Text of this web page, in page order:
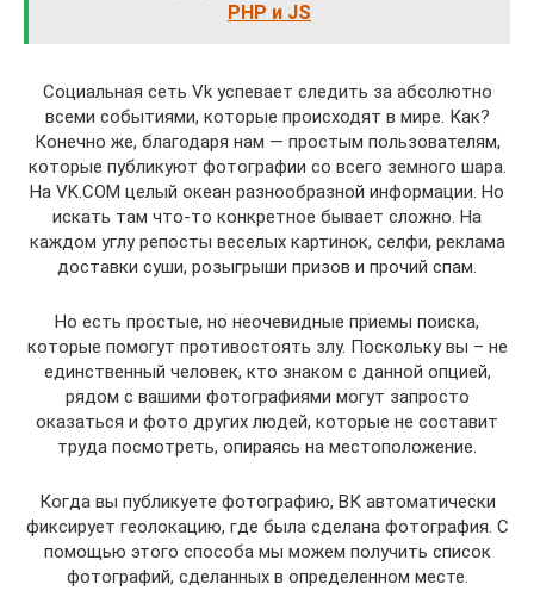
PHP и JS
Социальная сеть Vk успевает следить за абсолютно
всеми событиями, которые происходят в мире. Как?
Конечно же, благодаря нам — простым пользователям,
которые публикуют фотографии со всего земного шара.
На VK.COM целый океан разнообразной информации. Но
искать там что-то конкретное бывает сложно. На
каждом углу репосты веселых картинок, селфи, реклама
доставки суши, розыгрыши призов и прочий спам.
Но есть простые, но неочевидные приемы поиска,
которые помогут противостоять злу. Поскольку вы – не
единственный человек, кто знаком с данной опцией,
рядом с вашими фотографиями могут запросто
оказаться и фото других людей, которые не составит
труда посмотреть, опираясь на местоположение.
Когда вы публикуете фотографию, ВК автоматически
фиксирует геолокацию, где была сделана фотография. С
помощью этого способа мы можем получить список
фотографий, сделанных в определенном месте.